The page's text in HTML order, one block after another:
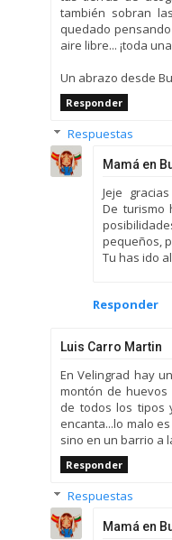
también sobran
quedado
aire libre... ¡toda
Un abrazo desde
Responder
Respuestas
Mamá en
Jeje
De turismo
pequeños,
Tu has ido
Responder
Luis Carro Martin
En Velingrad hay
montón de huevos
de todos los tipos
encanta...lo malo
sino en un barrio a
Responder
Respuestas
Mamá en